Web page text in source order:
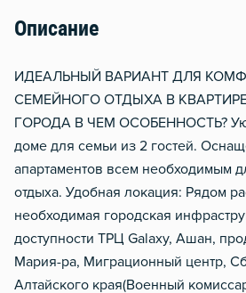
Описание
ИДЕАЛЬНЫЙ ВАРИАНТ ДЛЯ
СЕМЕЙНОГО ОТДЫХА В
ГОРОДА В ЧЕМ ОСОБЕННОСТЬ?
доме для семьи из 2 гостей.
апартаментов всем необходимым
отдыха. Удобная локация: Рядом
необходимая городская
доступности ТРЦ Galaxy, Ашан,
Мария-ра, Миграционный центр,
Алтайского края(Военный